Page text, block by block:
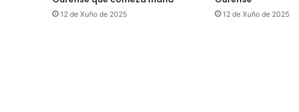
12 de Xuño de 2025 12 de Xuño de 2025